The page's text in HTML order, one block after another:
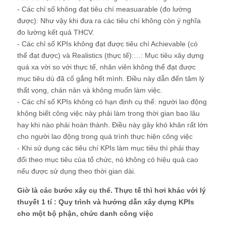
- Các chỉ số không đạt tiêu chí measuarable (đo lường
được): Như vậy khi đưa ra các tiêu chí không còn ý nghĩa
đo lường kết quả THCV.
- Các chỉ số KPIs không đạt được tiêu chí Achievable (có
thể đạt được) và Realistics (thực tế):…: Mục tiêu xây dựng
quá xa vời so với thực tế, nhân viên không thể đạt được
mục tiêu dù đã cố gắng hết mình. Điều này dẫn đến tâm lý
thất vọng, chán nản và không muốn làm việc.
- Các chỉ số KPIs không có hạn định cụ thể: người lao động
không biết công việc này phải làm trong thời gian bao lâu
hay khi nào phải hoàn thành. Điều này gây khó khăn rất lớn
cho người lao động trong quá trình thực hiện công việc
- Khi sử dụng các tiêu chí KPIs làm mục tiêu thì phải thay
đổi theo mục tiêu của tổ chức, nó không có hiệu quả cao
nếu được sử dụng theo thời gian dài.
Giờ là các bước xây cụ thể. Thực tế thì hơi khác với lý
thuyết 1 tí : Quy trình và hướng dẫn xây dựng KPIs
cho một bộ phận, chức danh công việc